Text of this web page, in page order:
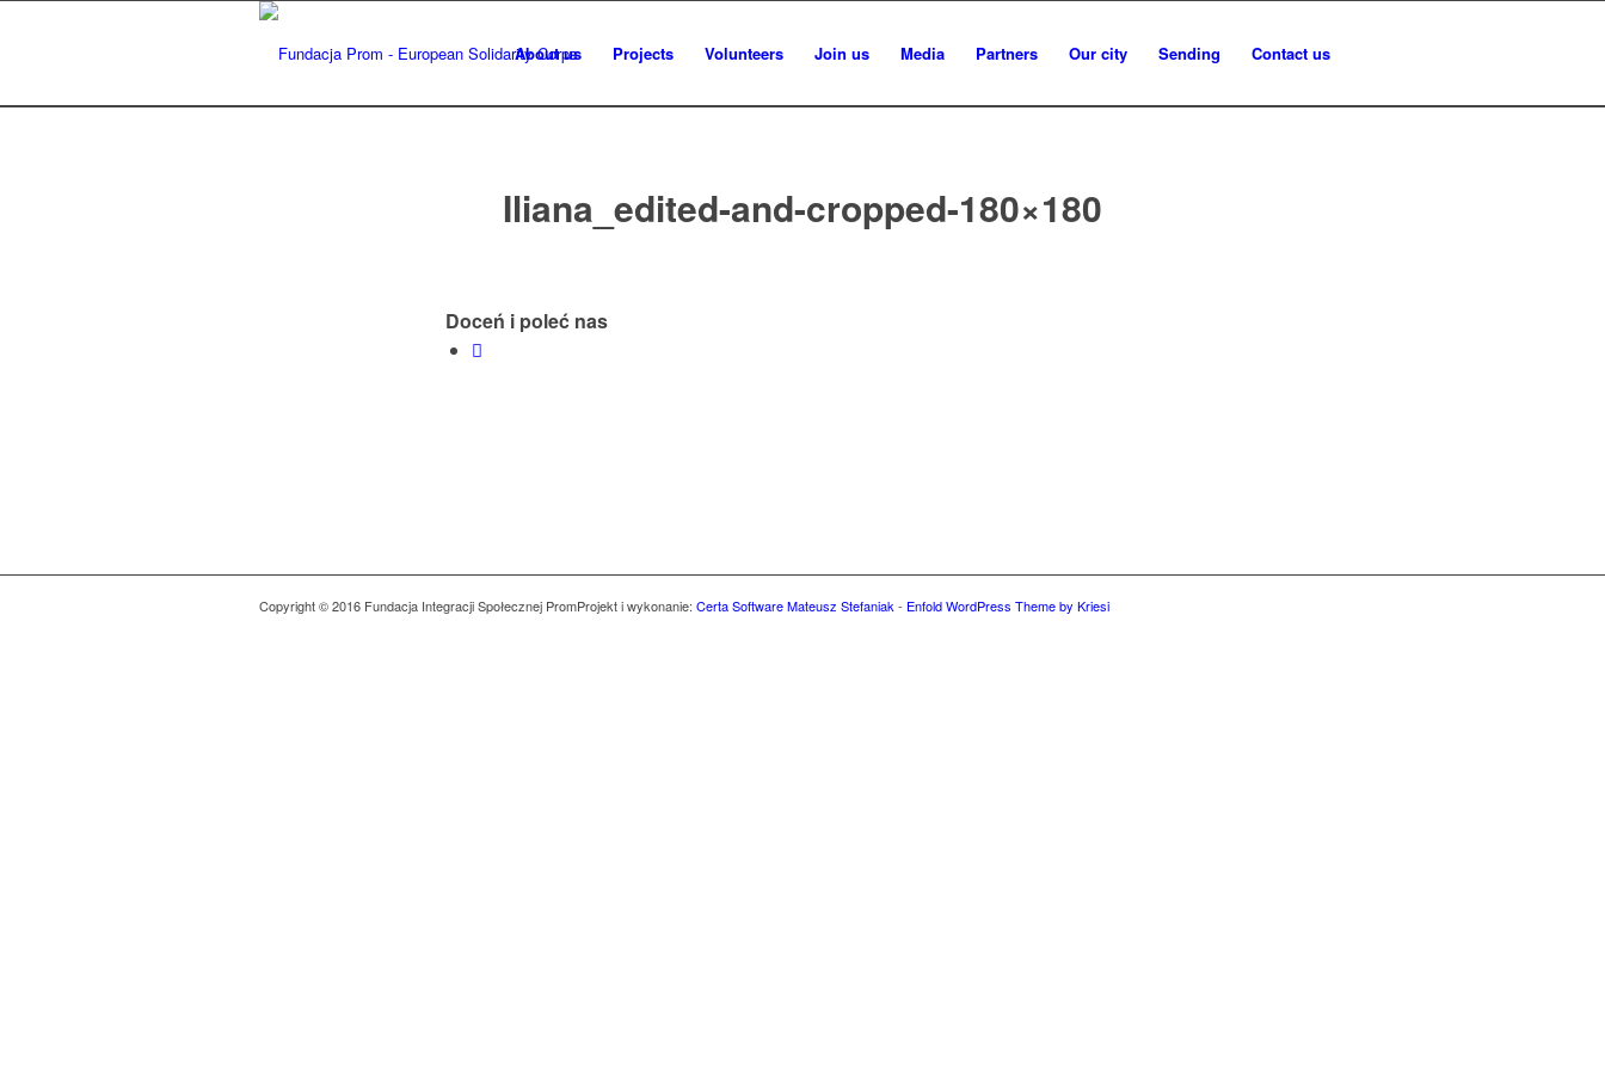
About us Projects Volunteers Join us Media Partners Our city Sending Contact us
Iliana_edited-and-cropped-180×180
Doceń i poleć nas
Copyright © 2016 Fundacja Integracji Społecznej PromProjekt i wykonanie: Certa Software Mateusz Stefaniak- Enfold WordPress Theme by Kriesi